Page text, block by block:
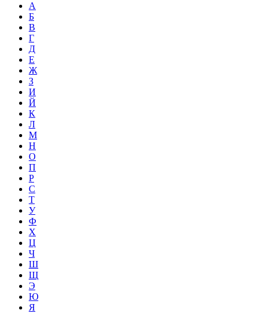
А
Б
В
Г
Д
Е
Ж
З
И
Й
К
Л
М
Н
О
П
Р
С
Т
У
Ф
Х
Ц
Ч
Ш
Щ
Э
Ю
Я